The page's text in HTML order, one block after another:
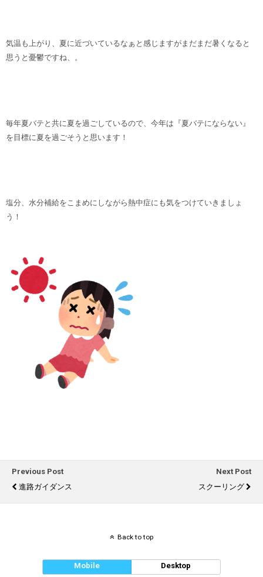
気温も上がり、夏に近づいているなぁと感じますがまだまだ暑くなると
思うと憂鬱ですね、。
毎年夏バテと共に夏を過ごしているので、今年は『夏バテにならない』
を目標に夏を過ごそうと思います！
塩分、水分補給をこまめにしながら熱中症にも気をつけていきましょ
う！
Previous Post
進路ガイダンス
Next Post
スクーリング
Back to top
Mobile Desktop